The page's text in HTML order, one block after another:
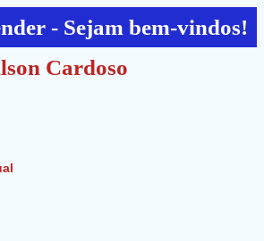
- Sejam bem-vindos!
Cardoso